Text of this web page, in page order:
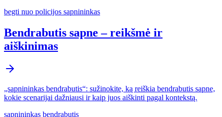
begti nuo policijos sapnininkas
Bendrabutis sapne – reikšmė ir
aiškinimas
„sapnininkas bendrabutis“: sužinokite, ką reiškia bendrabutis sapne,
kokie scenarijai dažniausi ir kaip juos aiškinti pagal kontekstą.
sapnininkas bendrabutis